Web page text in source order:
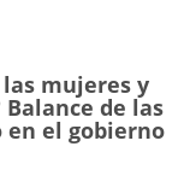
mujeres y
Balance de las
el gobierno